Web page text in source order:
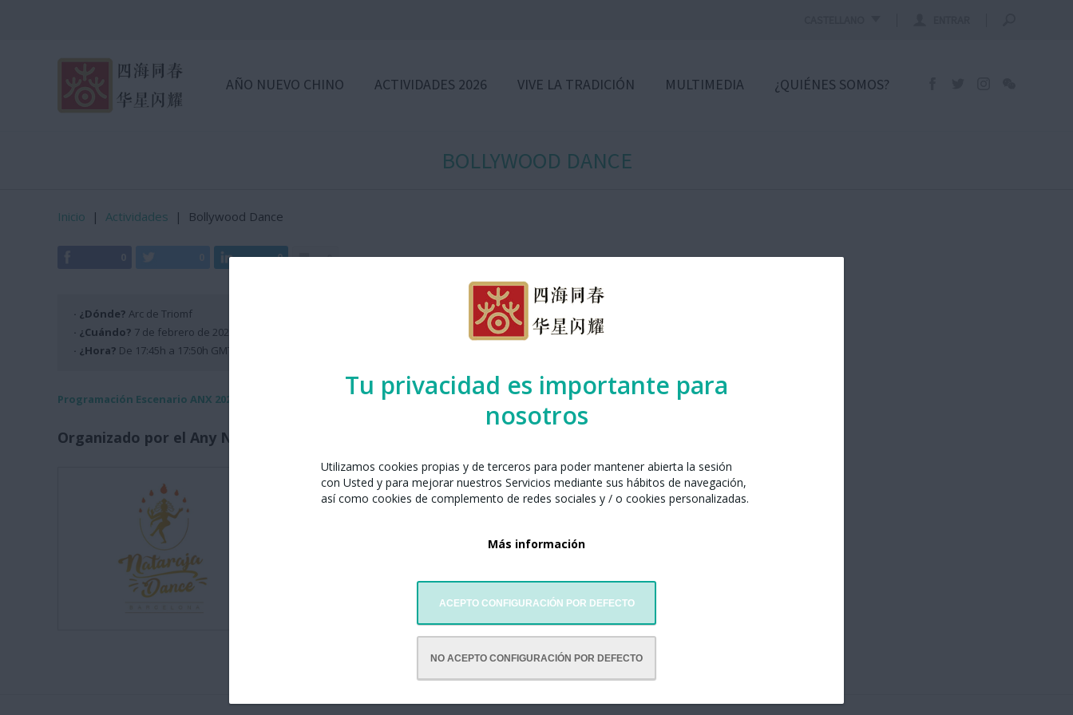
Tu privacidad es importante para
nosotros
Utilizamos cookies propias y de terceros para poder mantener abierta la sesión
con Usted y para mejorar nuestros Servicios mediante sus hábitos de navegación,
así como cookies de complemento de redes sociales y / o cookies personalizadas.
Más información
ACEPTO CONFIGURACIÓN POR DEFECTO
NO ACEPTO CONFIGURACIÓN POR DEFECTO
AÑO NUEVO CHINO ACTIVIDADES 2026 VIVE LA TRADICIÓN MULTIMEDIA ¿QUIÉNES SOMOS?
BOLLYWOOD DANCE
Inicio | Actividades | Bollywood Dance
0 0
· ¿Dónde? Arc de Triomf
· ¿Cuándo? 7 de febrero de 2026
· ¿Hora? De 17:45h a 17:50h GMT +2
Programación Escenario ANX 2026
Organizado por el Any Nou Xinès amb Barcelona junto con:
Nataraja Dance
Carrer de Joanot Martorell, 18, local 1